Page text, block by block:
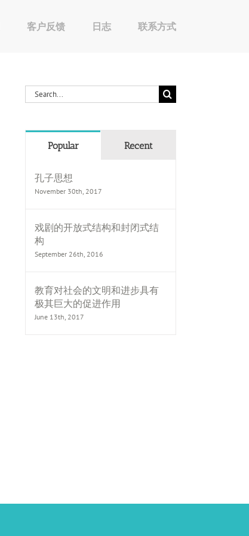
客户反馈 日志 联系方式
Search
for:
Popular Recent
孔子思想
November 30th, 2017
戏剧的开放式结构和封闭式结
构
September 26th, 2016
教育对社会的文明和进步具有
极其巨大的促进作用
June 13th, 2017